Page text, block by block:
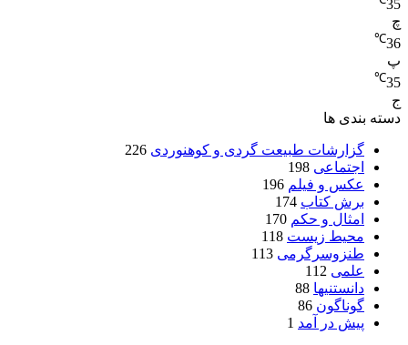
35
چ
36
℃
پ
35
℃
ج
دسته بندی ها
گزارشات طبیعت گردی و کوهنوردی 226
اجتماعی 198
عکس و فیلم 196
برش کتاب 174
امثال و حکم 170
محیط زیست 118
طنزوسرگرمی 113
علمی 112
دانستنیها 88
گوناگون 86
پیش در آمد 1